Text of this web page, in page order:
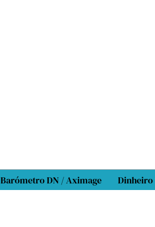
Barómetro DN / Aximage Dinheiro